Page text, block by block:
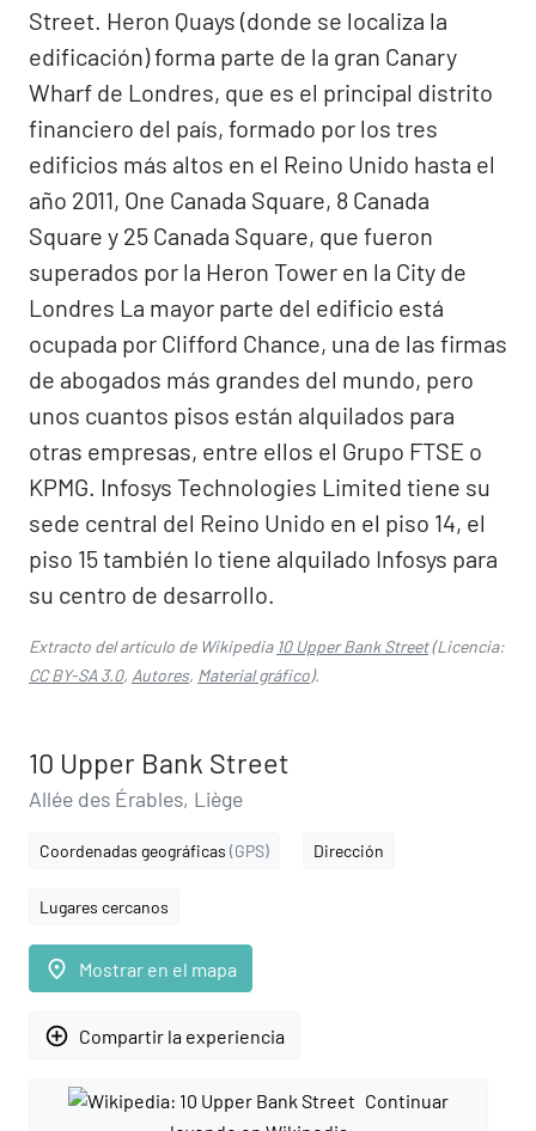
Street. Heron Quays (donde se localiza la
edificación) forma parte de la gran Canary
Wharf de Londres, que es el principal distrito
financiero del país, formado por los tres
edificios más altos en el Reino Unido hasta el
año 2011, One Canada Square, 8 Canada
Square y 25 Canada Square, que fueron
superados por la Heron Tower en la City de
Londres La mayor parte del edificio está
ocupada por Clifford Chance, una de las firmas
de abogados más grandes del mundo, pero
unos cuantos pisos están alquilados para
otras empresas, entre ellos el Grupo FTSE o
KPMG. Infosys Technologies Limited tiene su
sede central del Reino Unido en el piso 14, el
piso 15 también lo tiene alquilado Infosys para
su centro de desarrollo.
Extracto del artículo de Wikipedia 10 Upper Bank Street(Licencia:
CC BY-SA 3.0, Autores, Material gráfico).
10 Upper Bank Street
Allée des Érables, Liège
Coordenadas geográficas (GPS) Dirección
Lugares cercanos
place Mostrar en el mapa
add_circle_outline Compartir la experiencia
Continuar